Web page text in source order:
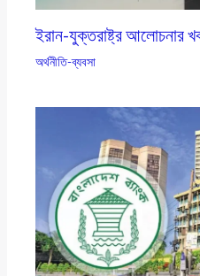
ইরান-যুক্তরাষ্ট্র আলোচনার
অর্থনীতি-ব্যবসা